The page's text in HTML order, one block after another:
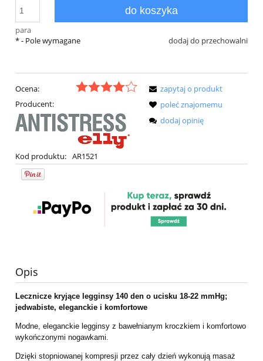
para
do koszyka
dodaj do przechowalni
*- Pole wymagane
Ocena:
Producent:
Kod produktu: AR1521
zapytaj o produkt
poleć znajomemu
dodaj opinię
Opis
Lecznicze kryjące legginsy 140 den o ucisku 18-22 mmHg;
jedwabiste, eleganckie i komfortowe
Modne, eleganckie legginsy z bawełnianym kroczkiem i komfortowo
wykończonymi nogawkami.
Dzięki stopniowanej kompresji przez cały dzień wykonują masaż